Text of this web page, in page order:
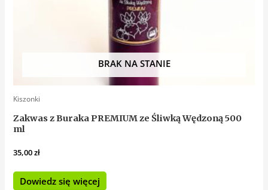
BRAK NA STANIE
Kiszonki
Zakwas z Buraka PREMIUM ze Śliwką Wędzoną 500
ml
35,00zł
Dowiedz się więcej